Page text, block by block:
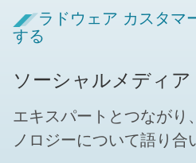
ラドウェア カスタマ
する
ソーシャルメディア
エキスパートとつながり
ノロジーについて語り合